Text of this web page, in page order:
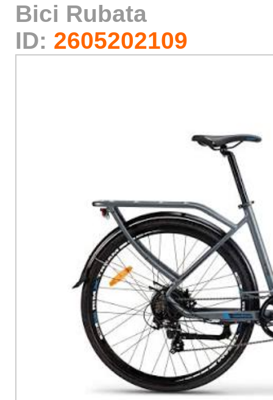
Bici Rubata
ID: 2605202109